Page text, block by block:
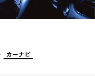
カーナビ